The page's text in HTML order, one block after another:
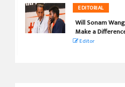
EDITORIAL
Will Sonam
Make a
Editor